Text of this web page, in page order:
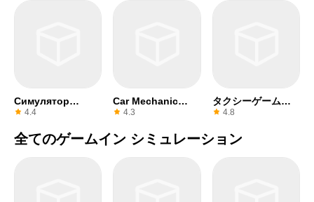
Симулятор
Водителя
4.4
Car Mechanic
Simulator 18
4.3
タクシーゲームフ
リー
4.8
全てのゲームイン シミュレーション